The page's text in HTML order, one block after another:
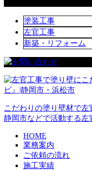
塗装工事
左官工事
新築・リフォーム
こだわりの塗り壁材で左
静岡市などで活動する
HOME
業務案内
ご依頼の流れ
施工実績